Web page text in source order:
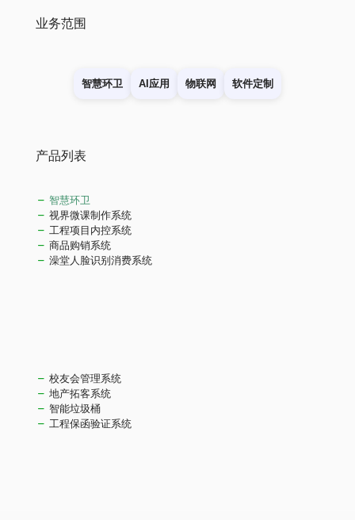
业务范围
智慧环卫 AI应用 物联网 软件定制
产品列表
智慧环卫
视界微课制作系统
工程项目内控系统
商品购销系统
澡堂人脸识别消费系统
校友会管理系统
地产拓客系统
智能垃圾桶
工程保函验证系统